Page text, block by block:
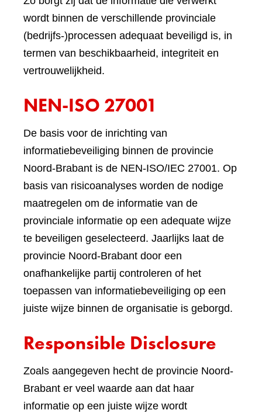
wordt binnen de verschillende provinciale
(bedrijfs-)processen adequaat beveiligd is, in
termen van beschikbaarheid, integriteit en
vertrouwelijkheid.
NEN-ISO 27001
De basis voor de inrichting van
informatiebeveiliging binnen de provincie
Noord-Brabant is de NEN-ISO/IEC 27001. Op
basis van risicoanalyses worden de nodige
maatregelen om de informatie van de
provinciale informatie op een adequate wijze
te beveiligen geselecteerd. Jaarlijks laat de
provincie Noord-Brabant door een
onafhankelijke partij controleren of het
toepassen van informatiebeveiliging op een
juiste wijze binnen de organisatie is geborgd.
Responsible Disclosure
Zoals aangegeven hecht de provincie Noord-
Brabant er veel waarde aan dat haar
informatie op een juiste wijze wordt